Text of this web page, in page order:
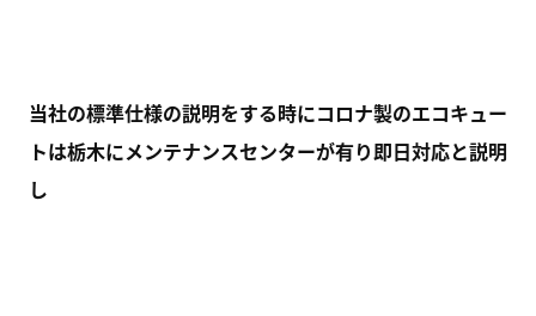
当社の標準仕様の説明をする時にコロナ製のエコキュー
トは栃木にメンテナンスセンターが有り即日対応と説明
し